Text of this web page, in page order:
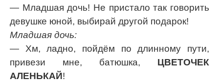
— Младшая дочь! Не пристало так говорить
девушке юной, выбирай другой подарок!
Младшая дочь:
— Хм, ладно, пойдём по длинному пути,
привези мне, батюшка, ЦВЕТОЧЕК
АЛЕНЬКАЙ!